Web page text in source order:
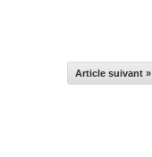
Article suivant »